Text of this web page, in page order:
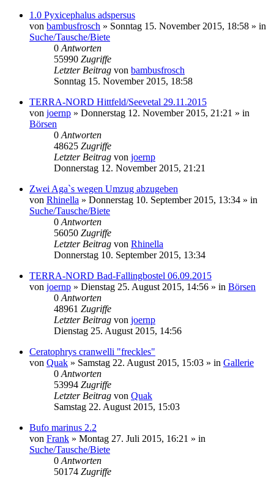
1.0 Pyxicephalus adspersus
von bambusfrosch » Sonntag 15. November 2015, 18:58 » in
Suche/Tausche/Biete
0 Antworten
55990 Zugriffe
Letzter Beitrag von bambusfrosch
Sonntag 15. November 2015, 18:58
TERRA-NORD Hittfeld/Seevetal 29.11.2015
von joernp » Donnerstag 12. November 2015, 21:21 » in
Börsen
0 Antworten
48625 Zugriffe
Letzter Beitrag von joernp
Donnerstag 12. November 2015, 21:21
Zwei Aga`s wegen Umzug abzugeben
von Rhinella » Donnerstag 10. September 2015, 13:34 » in
Suche/Tausche/Biete
0 Antworten
56050 Zugriffe
Letzter Beitrag von Rhinella
Donnerstag 10. September 2015, 13:34
TERRA-NORD Bad-Fallingbostel 06.09.2015
von joernp » Dienstag 25. August 2015, 14:56 » in Börsen
0 Antworten
48961 Zugriffe
Letzter Beitrag von joernp
Dienstag 25. August 2015, 14:56
Ceratophrys cranwelli "freckles"
von Quak » Samstag 22. August 2015, 15:03 » in Gallerie
0 Antworten
53994 Zugriffe
Letzter Beitrag von Quak
Samstag 22. August 2015, 15:03
Bufo marinus 2.2
von Frank » Montag 27. Juli 2015, 16:21 » in
Suche/Tausche/Biete
0 Antworten
50174 Zugriffe